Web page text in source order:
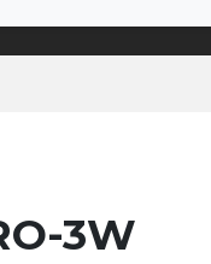
3W